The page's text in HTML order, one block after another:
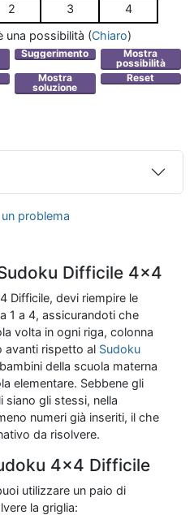
2 3
4
una possibilità (Chiaro)
problema
Difficile 4x4
Difficile, devi riempire le
1 a 4, assicurandoti che
volta in ogni riga, colonna
avanti rispetto al Sudoku
della scuola materna
elementare. Sebbene gli
siano gli stessi, nella
numeri già inseriti, il che
da risolvere.
4x4 Difficile
utilizzare un paio di
la griglia: